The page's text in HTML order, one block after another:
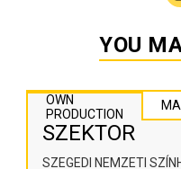
YOU
OWN
PRODUCTION
SZEKTOR
SZEGEDI NEMZETI